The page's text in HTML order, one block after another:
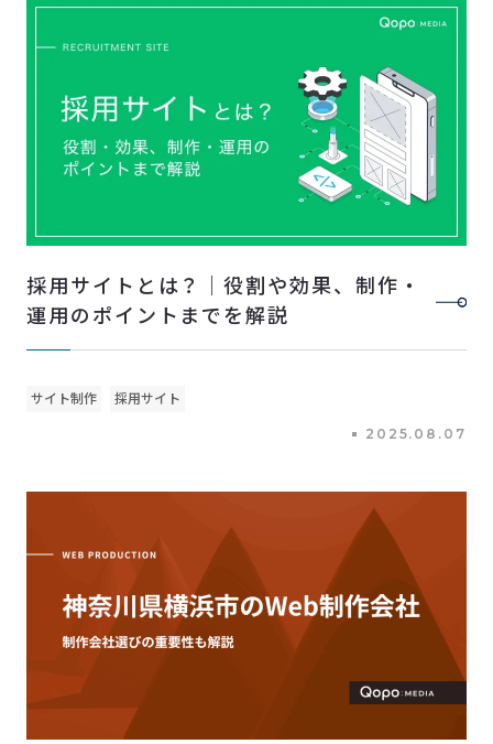
採用サイトとは？｜役割や効果、制作・
運用のポイントまでを解説
サイト制作 採用サイト
2025.08.07